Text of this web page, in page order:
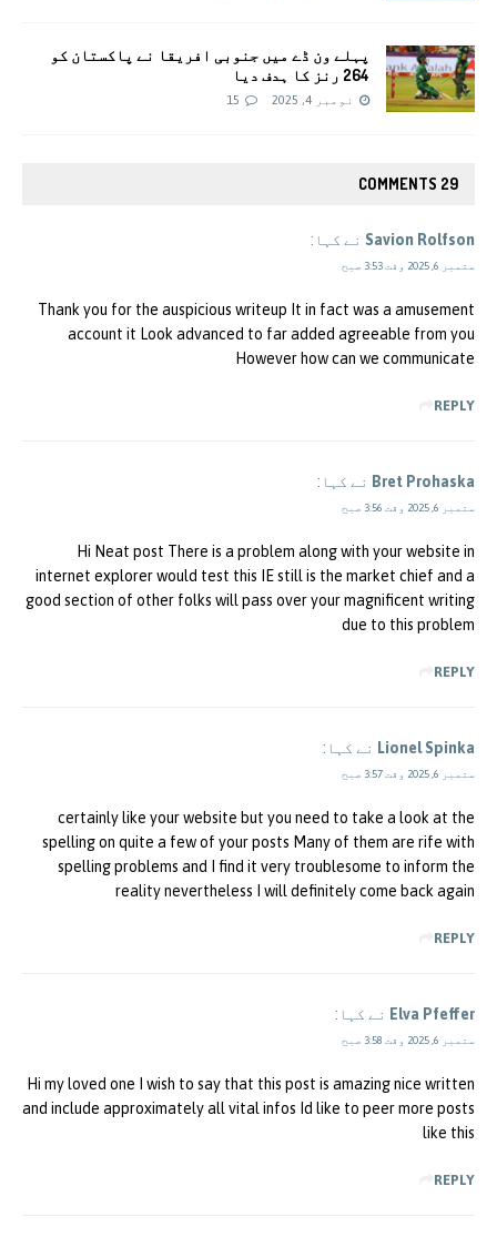
پہلے ون ڈے میں جنوبی افریقا نے پاکستان کو
264 رنز کا ہدف دیا
نومبر 4, 2025 15
29 COMMENTS
Savion Rolfson نے کہا:
ستمبر 6, 2025 وقت 3:53 صبح
Thank you for the auspicious writeup It in fact was a amusement
account it Look advanced to far added agreeable from you
However how can we communicate
REPLY
Bret Prohaska نے کہا:
ستمبر 6, 2025 وقت 3:56 صبح
Hi Neat post There is a problem along with your website in
internet explorer would test this IE still is the market chief and a
good section of other folks will pass over your magnificent writing
due to this problem
REPLY
Lionel Spinka نے کہا:
ستمبر 6, 2025 وقت 3:57 صبح
certainly like your website but you need to take a look at the
spelling on quite a few of your posts Many of them are rife with
spelling problems and I find it very troublesome to inform the
reality nevertheless I will definitely come back again
REPLY
Elva Pfeffer نے کہا:
ستمبر 6, 2025 وقت 3:58 صبح
Hi my loved one I wish to say that this post is amazing nice written
and include approximately all vital infos Id like to peer more posts
like this
REPLY